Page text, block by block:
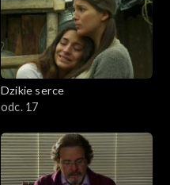
Dzikie serce
odc. 17